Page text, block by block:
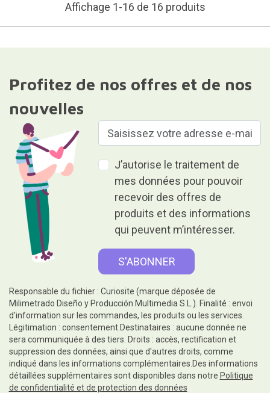
Affichage 1-16 de 16 produits
Profitez de nos offres et de nos
nouvelles
J’autorise le traitement de
mes données pour pouvoir
recevoir des offres de
produits et des informations
qui peuvent m’intéresser.
Responsable du fichier : Curiosite (marque déposée de
Milimetrado Diseño y Producción Multimedia S.L.). Finalité : envoi
d'information sur les commandes, les produits ou les services.
Légitimation : consentement.Destinataires : aucune donnée ne
sera communiquée à des tiers. Droits : accès, rectification et
suppression des données, ainsi que d'autres droits, comme
indiqué dans les informations complémentaires.Des informations
détaillées supplémentaires sont disponibles dans notre Politique
de confidentialité et de protection des données